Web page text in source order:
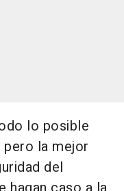
lo posible
la mejor
del